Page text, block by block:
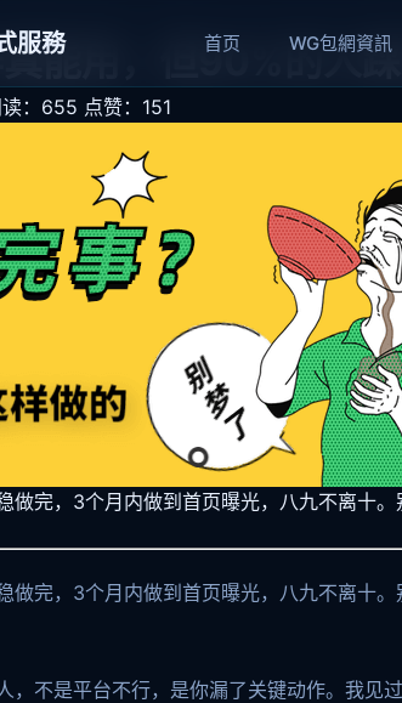
服務 首页 WG包網資訊
能用，但90%的人
：655 点赞：151
完，3个月内做到首页曝光，八九不离十
完，3个月内做到首页曝光，八九不离十
不是平台不行，是你漏了关键动作。我见